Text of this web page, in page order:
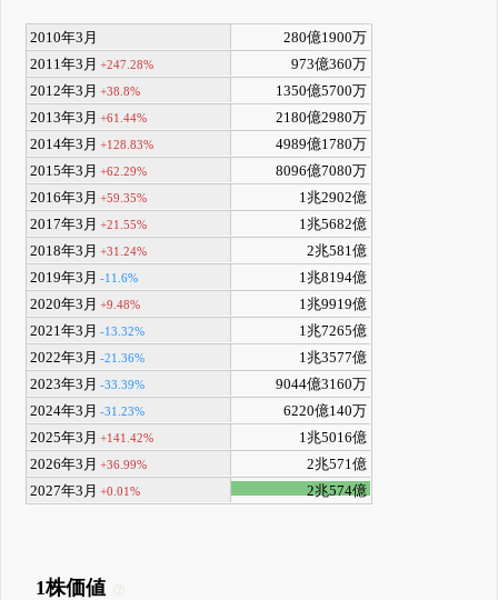
2010年3月
280億1900万
2011年3月 +247.28%
973億360万
2012年3月 +38.8%
1350億5700万
2013年3月 +61.44%
2180億2980万
2014年3月 +128.83%
4989億1780万
2015年3月 +62.29%
8096億7080万
2016年3月 +59.35%
1兆2902億
2017年3月 +21.55%
1兆5682億
2018年3月 +31.24%
2兆581億
2019年3月 -11.6%
1兆8194億
2020年3月 +9.48%
1兆9919億
2021年3月 -13.32%
1兆7265億
2022年3月 -21.36%
1兆3577億
2023年3月 -33.39%
9044億3160万
2024年3月 -31.23%
6220億140万
2025年3月 +141.42%
1兆5016億
2026年3月 +36.99%
2兆571億
2027年3月 +0.01% 2兆574億
1株価値